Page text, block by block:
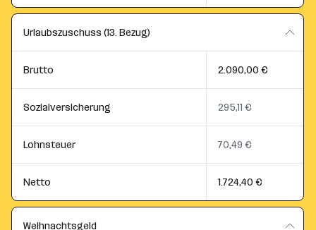
Urlaubszuschuss (13. Bezug)
Brutto 2.090,00 €
Sozialversicherung 295,11 €
Lohnsteuer 70,49 €
Netto 1.724,40 €
Weihnachtsgeld